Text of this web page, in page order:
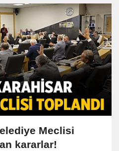
Meclisi
kararlar!